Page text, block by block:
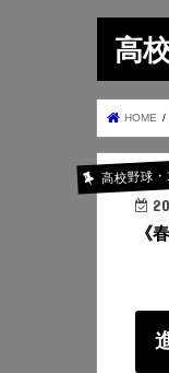
高
HOME
高校野球
《